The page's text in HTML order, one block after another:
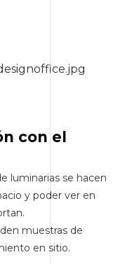
con el
luminarias se hacen
y poder ver en
muestras de
en sitio.